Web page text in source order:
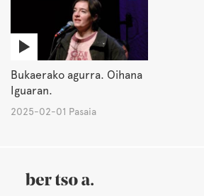
Bukaerako agurra. Oihana
Iguaran.
2025-02-01 Pasaia